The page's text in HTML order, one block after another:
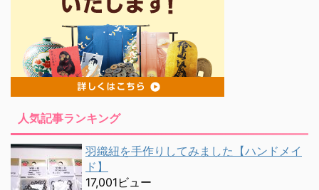
人気記事ランキング
羽織紐を手作りしてみました【ハンドメイ
ド】
17,001ビュー